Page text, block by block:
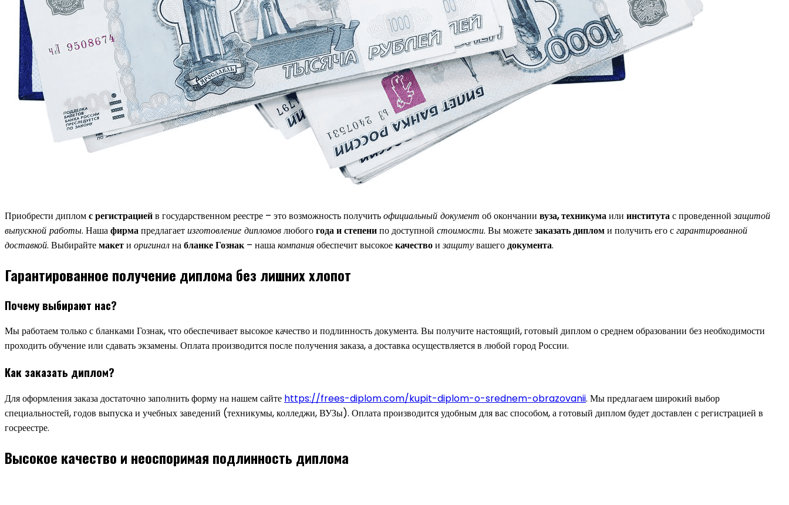
Приобрести дипломс регистрациейв государственном реестре – это возможность получитьофициальный документ об окончании вуза, техникумаили институтас проведеннойзащитой
выпускной работы. Нашафирмапредлагаетизготовление дипломовлюбогогода и степенипо доступной стоимости. Вы можетезаказать дипломи получить его сгарантированной
доставкой. Выбирайтемакети оригиналнабланке Гознак– нашакомпанияобеспечит высокоекачествоизащитувашегодокумента.
Гарантированное получение диплома без лишних хлопот
Почему выбирают нас?
Мы работаем только с бланками Гознак, что обеспечивает высокое качество и подлинность документа. Вы получите настоящий, готовый диплом о среднем образовании без необходимости
проходить обучение или сдавать экзамены. Оплата производится после получения заказа, а доставка осуществляется в любой город России.
Как заказать диплом?
Для оформления заказа достаточно заполнить форму на нашем сайте https://frees-diplom.com/kupit-diplom-o-srednem-obrazovanii. Мы предлагаем широкий выбор
специальностей, годов выпуска и учебных заведений (техникумы, колледжи, ВУЗы). Оплата производится удобным для вас способом, а готовый диплом будет доставлен с регистрацией в
госреестре.
Высокое качество и неоспоримая подлинность диплома